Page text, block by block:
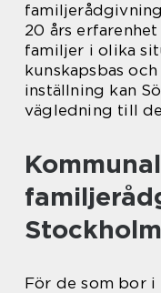
20 års
familjer i olika
kunskapsbas
inställning kan
vägledning till
Kommunal
Stockholm
För de som bor i